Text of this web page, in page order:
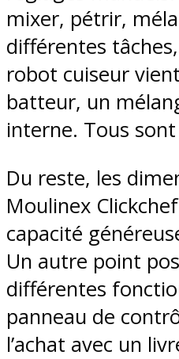
mixer, pétrir,
différentes
robot cuiseur
batteur, un
interne. Tous
Du reste, les
Moulinex
capacité
Un autre point
différentes
panneau de
l’achat avec un